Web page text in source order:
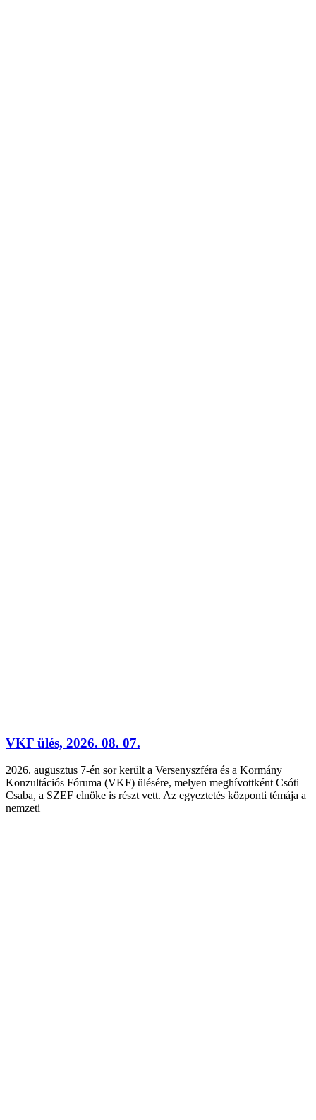
VKF ülés, 2026. 08. 07.
2026. augusztus 7-én sor került a Versenyszféra és a Kormány
Konzultációs Fóruma (VKF) ülésére, melyen meghívottként Csóti
Csaba, a SZEF elnöke is részt vett. Az egyeztetés központi témája a
nemzeti